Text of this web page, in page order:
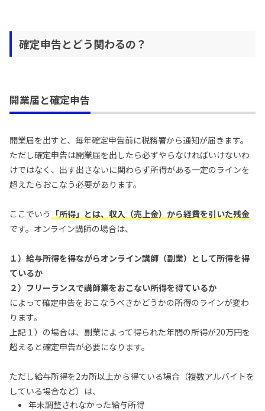
確定申告とどう関わるの？
開業届と確定申告
開業届を出すと、毎年確定申告前に税務署から通知が届きます。
ただし確定申告は開業届を出したら必ずやらなければいけないわ
けではなく、出す出さないに関わらず所得がある一定のラインを
超えたらおこなう必要があります。
ここでいう 「所得」 とは、 収入（売上金）から経費を引いた残金
です。オンライン講師の場合は、
１）給与所得を得ながらオンライン講師（副業）として所得を得
ているか
２）フリーランスで講師業をおこない所得を得ているか
によって確定申告をおこなうべきかどうかの所得のラインが変わ
ります。
上記１）の場合は、副業によって得られた年間の所得が20万円を
超えると確定申告が必要になります。
ただし給与所得を2カ所以上から得ている場合（複数アルバイトを
している場合など）は、
年末調整されなかった給与所得